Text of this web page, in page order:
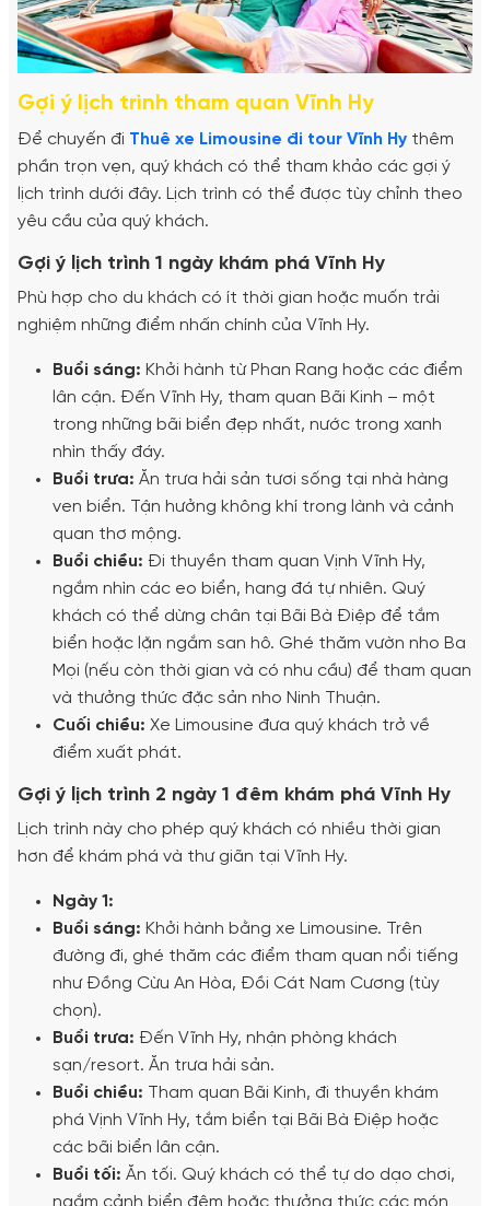
Gợi ý lịch trình tham quan Vĩnh Hy
Để chuyến đi Thuê xe Limousine đi tour Vĩnh Hy thêm
phần trọn vẹn, quý khách có thể tham khảo các gợi ý
lịch trình dưới đây. Lịch trình có thể được tùy chỉnh theo
yêu cầu của quý khách.
Gợi ý lịch trình 1 ngày khám phá Vĩnh Hy
Phù hợp cho du khách có ít thời gian hoặc muốn trải
nghiệm những điểm nhấn chính của Vĩnh Hy.
Buổi sáng: Khởi hành từ Phan Rang hoặc các điểm
lân cận. Đến Vĩnh Hy, tham quan Bãi Kinh – một
trong những bãi biển đẹp nhất, nước trong xanh
nhìn thấy đáy.
Buổi trưa: Ăn trưa hải sản tươi sống tại nhà hàng
ven biển. Tận hưởng không khí trong lành và cảnh
quan thơ mộng.
Buổi chiều: Đi thuyền tham quan Vịnh Vĩnh Hy,
ngắm nhìn các eo biển, hang đá tự nhiên. Quý
khách có thể dừng chân tại Bãi Bà Điệp để tắm
biển hoặc lặn ngắm san hô. Ghé thăm vườn nho Ba
Mọi (nếu còn thời gian và có nhu cầu) để tham quan
và thưởng thức đặc sản nho Ninh Thuận.
Cuối chiều: Xe Limousine đưa quý khách trở về
điểm xuất phát.
Gợi ý lịch trình 2 ngày 1 đêm khám phá Vĩnh Hy
Lịch trình này cho phép quý khách có nhiều thời gian
hơn để khám phá và thư giãn tại Vĩnh Hy.
Ngày 1:
Buổi sáng: Khởi hành bằng xe Limousine. Trên
đường đi, ghé thăm các điểm tham quan nổi tiếng
như Đồng Cừu An Hòa, Đồi Cát Nam Cương (tùy
chọn).
Buổi trưa: Đến Vĩnh Hy, nhận phòng khách
sạn/resort. Ăn trưa hải sản.
Buổi chiều: Tham quan Bãi Kinh, đi thuyền khám
phá Vịnh Vĩnh Hy, tắm biển tại Bãi Bà Điệp hoặc
các bãi biển lân cận.
Buổi tối: Ăn tối. Quý khách có thể tự do dạo chơi,